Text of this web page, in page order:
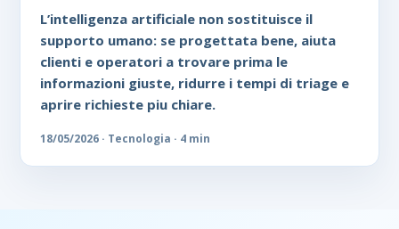
L’intelligenza artificiale non sostituisce il
supporto umano: se progettata bene, aiuta
clienti e operatori a trovare prima le
informazioni giuste, ridurre i tempi di triage e
aprire richieste piu chiare.
18/05/2026 · Tecnologia · 4 min